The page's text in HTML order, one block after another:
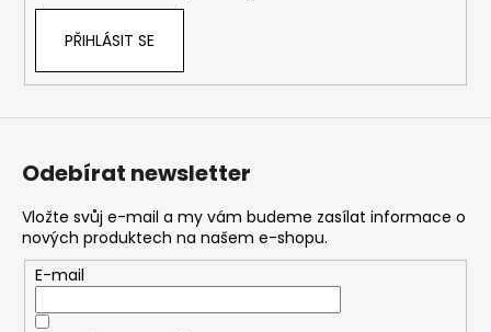
JOYETECH
ATOMIZER
48
Kč
PŘIHLÁSIT SE
Odebírat newsletter
Vložte svůj e-mail a my vám budeme zasílat informace o
nových produktech na našem e-shopu.
E-mail